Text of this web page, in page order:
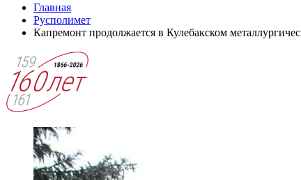
Главная
Русполимет
Капремонт продолжается в Кулебакском